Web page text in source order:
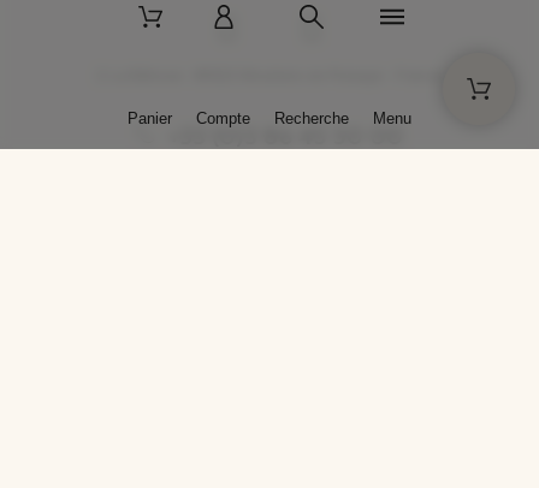
+33 (0)3 86 45 50 00
Panier Compte Recherche Menu